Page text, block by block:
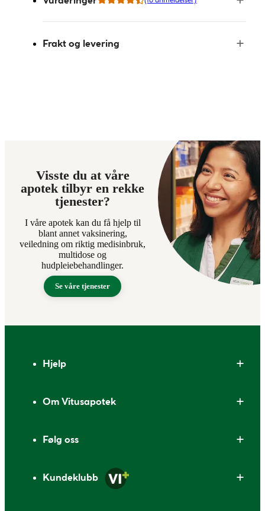
Frakt og levering
Visste du at våre
apotek tilbyr en rekke
tjenester?
I våre apotek kan du få hjelp til
blant annet vaksinering,
veiledning om riktig medisinbruk,
multidose og
hudpleiebehandlinger.
Se våre tjenester
Hjelp
Om Vitusapotek
Følg oss
Kundeklubb